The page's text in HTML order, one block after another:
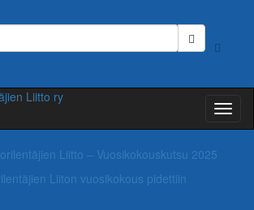
Toggle
Liitto ry
Liitto – Vuosikokouskutsu 2025
Liiton vuosikokous pidettiin